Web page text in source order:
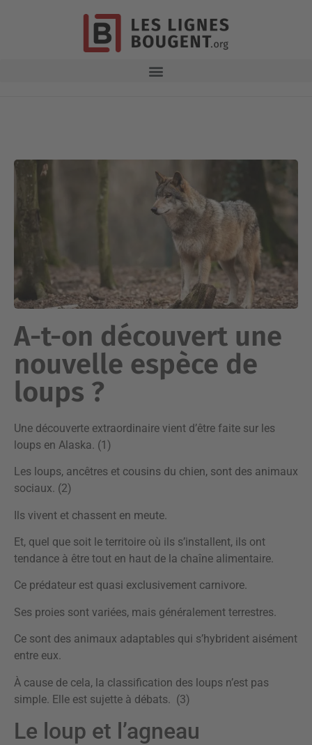
A-t-on découvert une
nouvelle espèce de
loups ?
Une découverte extraordinaire vient d’être faite sur les
loups en Alaska. (1)
Les loups, ancêtres et cousins du chien, sont des animaux
sociaux. (2)
Ils vivent et chassent en meute.
Et, quel que soit le territoire où ils s’installent, ils ont
tendance à être tout en haut de la chaîne alimentaire.
Ce prédateur est quasi exclusivement carnivore.
Ses proies sont variées, mais généralement terrestres.
Ce sont des animaux adaptables qui s’hybrident aisément
entre eux.
À cause de cela, la classification des loups n’est pas
simple. Elle est sujette à débats. (3)
Le loup et l’agneau